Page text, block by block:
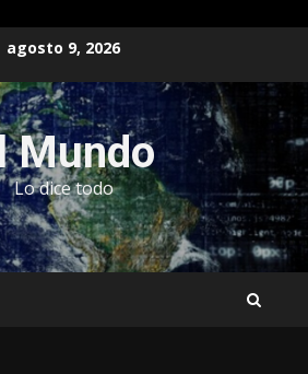
agosto 9, 2026
Mundo
Lo dice todo